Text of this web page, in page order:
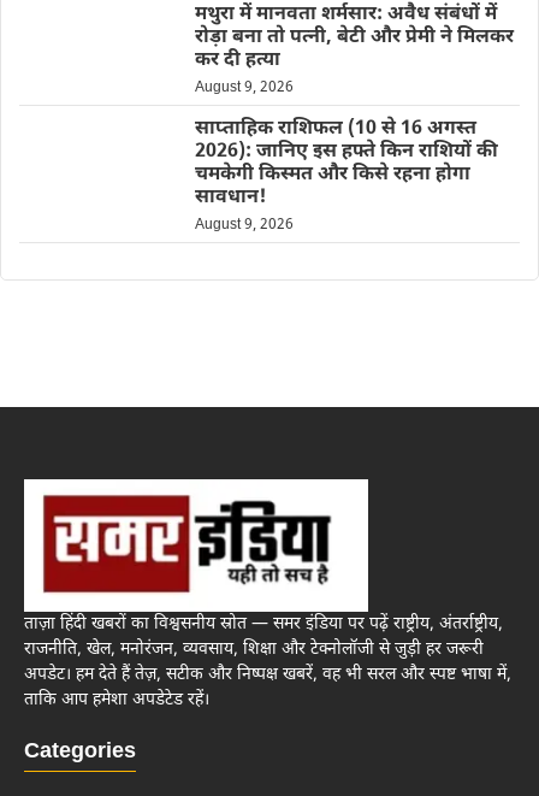
मथुरा में मानवता शर्मसार: अवैध संबंधों में
रोड़ा बना तो पत्नी, बेटी और प्रेमी ने मिलकर
कर दी हत्या
August 9, 2026
साप्ताहिक राशिफल (10 से 16 अगस्त
2026): जानिए इस हफ्ते किन राशियों की
चमकेगी किस्मत और किसे रहना होगा
सावधान!
August 9, 2026
ताज़ा हिंदी खबरों का विश्वसनीय स्रोत — समर इंडिया पर पढ़ें राष्ट्रीय, अंतर्राष्ट्रीय,
राजनीति, खेल, मनोरंजन, व्यवसाय, शिक्षा और टेक्नोलॉजी से जुड़ी हर जरूरी
अपडेट। हम देते हैं तेज़, सटीक और निष्पक्ष खबरें, वह भी सरल और स्पष्ट भाषा में,
ताकि आप हमेशा अपडेटेड रहें।
Categories